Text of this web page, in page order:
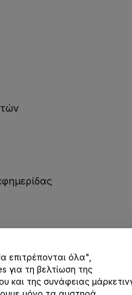
μαζί μας
επιτρέπονται όλα",
για τη βελτίωση της
και της συνάφειας